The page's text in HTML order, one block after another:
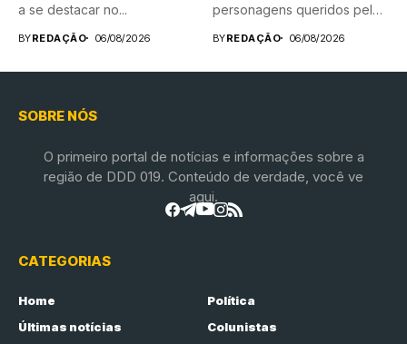
a se destacar no...
BYREDAÇÃO 06/08/2026
personagens queridos pelas
BYREDAÇÃO 06/08/2026
SOBRE NÓS
O primeiro portal de notícias e informações sobre a
região de DDD 019. Conteúdo de verdade, você ve
aqui.
CATEGORIAS
Home
Política
Últimas notícias
Colunistas